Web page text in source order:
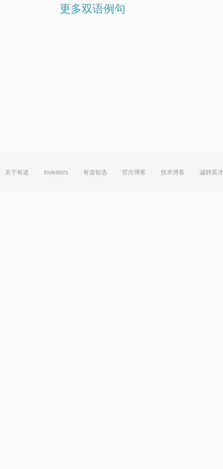
更多双语例句
关于有道 Investors 有道智选 官方博客 技术博客 诚聘英才